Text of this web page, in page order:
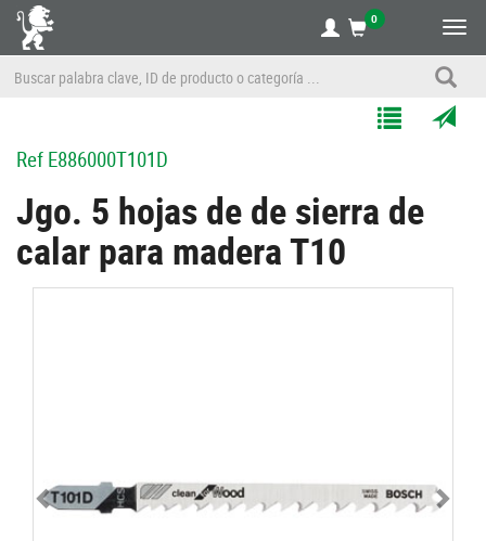
0
Listas
RefE886000T101D
Jgo. 5 hojas de de sierra de
calar para madera T10